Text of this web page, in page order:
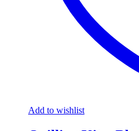
Add to wishlist